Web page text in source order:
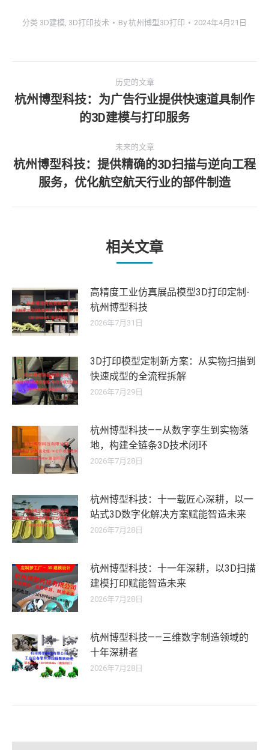
分类 3D建模, 3D打印技术 By杭州博型3D打印 2024年4月21日
章
航
历史的文章
历
史
文
章：
杭州博型科技：为广告行业提供快速道具制作
的3D建模与打印服务
未来的文章
未
来
杭州博型科技：提供精确的3D扫描与逆向工程
服务，优化航空航天行业的部件制造
相关文章
高精度工业仿真展品模型3D打印定制-
杭州博型科技
2026年7月31日
3D打印模型定制新方案：从实物扫描到
快速成型的全流程拆解
2026年7月29日
杭州博型科技——从数字孪生到实物落
地，构建全链条3D技术闭环
2026年7月28日
杭州博型科技：十一载匠心深耕，以一
站式3D数字化解决方案赋能智造未来
2026年7月28日
杭州博型科技：十一年深耕，以3D扫描
建模打印赋能智造未来
2026年7月28日
杭州博型科技——三维数字制造领域的
十年深耕者
2026年7月28日